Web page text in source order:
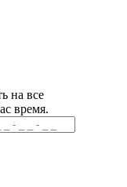
на все
время.